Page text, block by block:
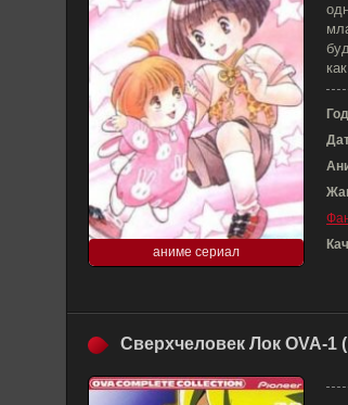
аниме сериал
Сверхчеловек Лок OVA-1